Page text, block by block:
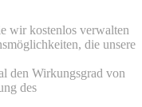
wir kostenlos verwalten
die unsere
den Wirkungsgrad von
des